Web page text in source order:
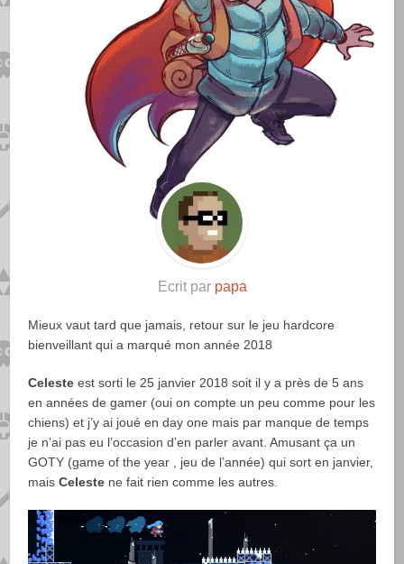
Ecrit par papa
Mieux vaut tard que jamais, retour sur le jeu hardcore
bienveillant qui a marqué mon année 2018
Celesteest sorti le 25 janvier 2018 soit il y a près de 5 ans
en années de gamer (oui on compte un peu comme pour les
chiens) et j’y ai joué en day one mais par manque de temps
je n’ai pas eu l’occasion d’en parler avant. Amusant ça un
GOTY (game of the year , jeu de l’année) qui sort en janvier,
maisCeleste ne fait rien comme les autres.